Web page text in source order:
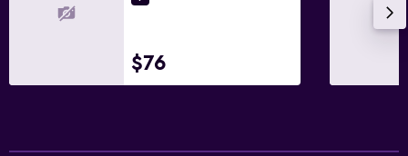
$76